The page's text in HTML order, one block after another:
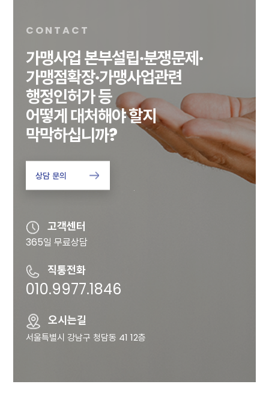
CONTACT
가맹사업 본부설립∙분쟁문제∙
가맹점확장∙가맹사업관련
행정인허가 등
어떻게 대처해야 할지
막막하십니까?
상담 문의
고객센터
365일 무료상담
직통전화
010.9977.1846
오시는길
서울특별시 강남구 청담동 41 12층